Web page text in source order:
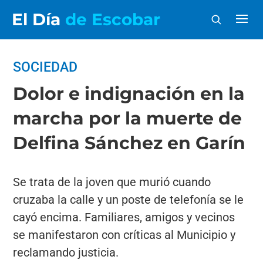
El Día de Escobar
SOCIEDAD
Dolor e indignación en la
marcha por la muerte de
Delfina Sánchez en Garín
Se trata de la joven que murió cuando
cruzaba la calle y un poste de telefonía se le
cayó encima. Familiares, amigos y vecinos
se manifestaron con críticas al Municipio y
reclamando justicia.